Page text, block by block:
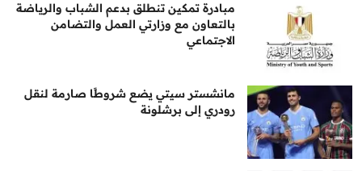
مبادرة تمكين تنطلق بدعم الشباب والرياضة
بالتعاون مع وزارتي العمل والتضامن
الاجتماعي
مانشستر سيتي يضع شروطًا صارمة لنقل
رودري إلى برشلونة